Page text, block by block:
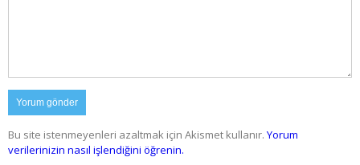
Bu site istenmeyenleri azaltmak için Akismet kullanır. Yorum
verilerinizin nasıl işlendiğini öğrenin.